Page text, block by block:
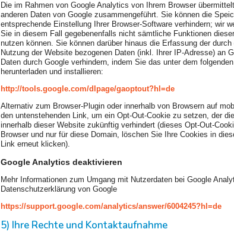
Die im Rahmen von Google Analytics von Ihrem Browser
anderen Daten von Google zusammengeführt. Sie können die
entsprechende Einstellung Ihrer Browser-Software verhindern; wir
Sie in diesem Fall gegebenenfalls nicht sämtliche Funktionen
nutzen können. Sie können darüber hinaus die Erfassung der
Nutzung der Website bezogenen Daten (inkl. Ihrer IP-Adresse) an
Daten durch Google verhindern, indem Sie das unter dem
herunterladen und installieren:
http://tools.google.com/dlpage/gaoptout?hl=de
Alternativ zum Browser-Plugin oder innerhalb von Browsern auf
den untenstehenden Link, um ein Opt-Out-Cookie zu setzen, der
innerhalb dieser Website zukünftig verhindert (dieses Opt-Out-
Browser und nur für diese Domain, löschen Sie Ihre Cookies in
Link erneut klicken).
Google Analytics deaktivieren
Mehr Informationen zum Umgang mit Nutzerdaten bei Google
Datenschutzerklärung von Google
https://support.google.com/analytics/answer/6004245?hl=de
5) Ihre Rechte und Kontaktaufnahme